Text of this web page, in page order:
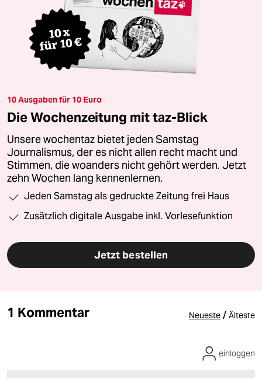
10 Ausgaben für 10 Euro
Die Wochenzeitung mit taz-Blick
Unsere wochentaz bietet jeden Samstag
Journalismus, der es nicht allen recht macht und
Stimmen, die woanders nicht gehört werden. Jetzt
zehn Wochen lang kennenlernen.
Jeden Samstag als gedruckte Zeitung frei Haus
Zusätzlich digitale Ausgabe inkl. Vorlesefunktion
Jetzt bestellen
1 Kommentar Neueste / Älteste
einloggen